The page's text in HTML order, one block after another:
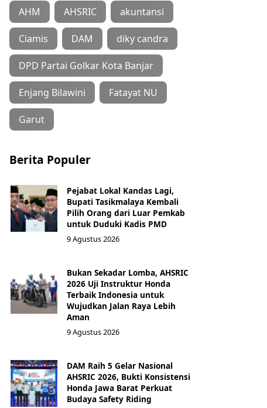
AHM AHSRIC akuntansi
Ciamis DAM diky candra
DPD Partai Golkar Kota Banjar
Enjang Bilawini Fatayat NU
Garut
Berita Populer
Pejabat Lokal Kandas Lagi,
Bupati Tasikmalaya Kembali
Pilih Orang dari Luar Pemkab
untuk Duduki Kadis PMD
9 Agustus 2026
Bukan Sekadar Lomba, AHSRIC
2026 Uji Instruktur Honda
Terbaik Indonesia untuk
Wujudkan Jalan Raya Lebih
Aman
9 Agustus 2026
DAM Raih 5 Gelar Nasional
AHSRIC 2026, Bukti Konsistensi
Honda Jawa Barat Perkuat
Budaya Safety Riding